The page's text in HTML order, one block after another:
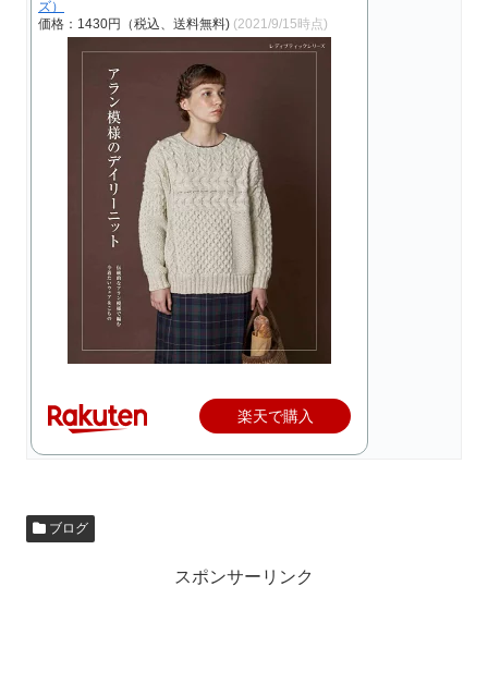
ズ）
価格：1430円（税込、送料無料) (2021/9/15時点)
楽天で購入
ブログ
スポンサーリンク